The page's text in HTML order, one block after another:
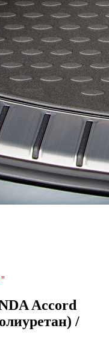
Accord
/